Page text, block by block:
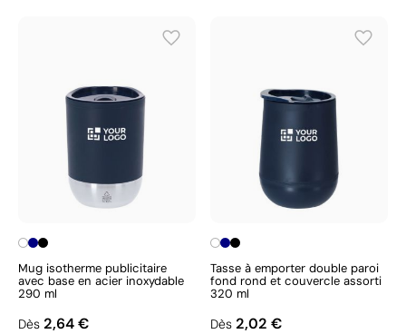
Mug isotherme publicitaire
avec base en acier inoxydable
290 ml
Dès 2,64 €
Tasse à emporter double paroi
fond rond et couvercle assorti
320 ml
Dès 2,02 €